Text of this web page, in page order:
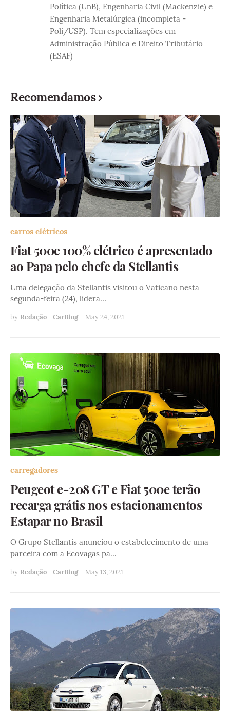
Política (UnB), Engenharia Civil (Mackenzie) e
Engenharia Metalúrgica (incompleta -
Poli/USP). Tem especializações em
Administração Pública e Direito Tributário
(ESAF)
Recomendamos
carros elétricos
Fiat 500e 100% elétrico é apresentado
ao Papa pelo chefe da Stellantis
Uma delegação da Stellantis visitou o Vaticano nesta
segunda-feira (24), lidera…
by Redação - CarBlog - May 24, 2021
carregadores
Peugeot e-208 GT e Fiat 500e terão
recarga grátis nos estacionamentos
Estapar no Brasil
O Grupo Stellantis anunciou o estabelecimento de uma
parceira com a Ecovagas pa…
by Redação - CarBlog - May 13, 2021